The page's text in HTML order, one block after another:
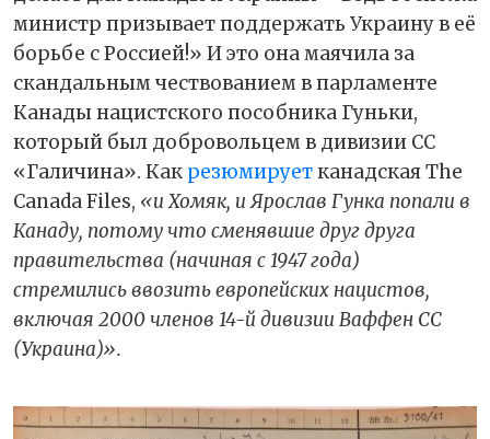
министр призывает поддержать Украину в её
борьбе с Россией!» И это она маячила за
скандальным чествованием в парламенте
Канады нацистского пособника Гуньки,
который был добровольцем в дивизии СС
«Галичина». Как резюмируетканадская The
Canada Files, «и Хомяк, и Ярослав Гунка попали в
Канаду, потому что сменявшие друг друга
правительства (начиная с 1947 года)
стремились ввозить европейских нацистов,
включая 2000 членов 14-й дивизии Ваффен СС
(Украина)».